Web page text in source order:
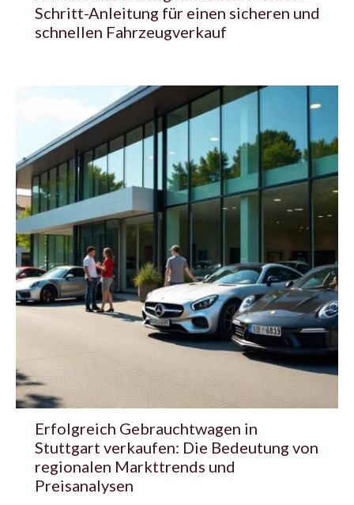
Schritt-Anleitung für einen sicheren und
schnellen Fahrzeugverkauf
Erfolgreich Gebrauchtwagen in
Stuttgart verkaufen: Die Bedeutung von
regionalen Markttrends und
Preisanalysen